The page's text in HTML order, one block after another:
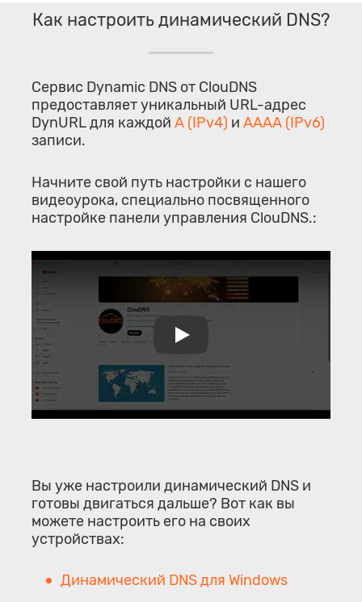
Как настроить динамический DNS?
Сервис Dynamic DNS от ClouDNS
предоставляет уникальный URL-адрес
DynURL для каждой A (IPv4) и AAAA (IPv6)
записи.
Начните свой путь настройки с нашего
видеоурока, специально посвященного
настройке панели управления ClouDNS.:
Play
Вы уже настроили динамический DNS и
готовы двигаться дальше? Вот как вы
можете настроить его на своих
устройствах:
Динамический DNS для Windows